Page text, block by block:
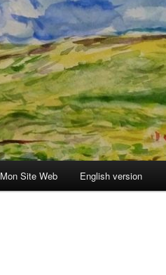
Mon Site Web English version